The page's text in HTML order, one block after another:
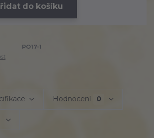
do košíku
PO17-1
Hodnocení 0